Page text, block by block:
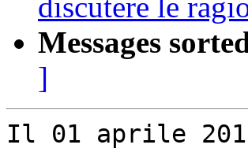
discutere le
Messages
]
Il 01 aprile